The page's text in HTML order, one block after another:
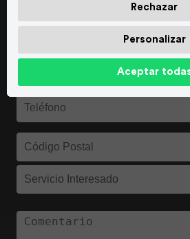
Rechazar
Personalizar
Aceptar